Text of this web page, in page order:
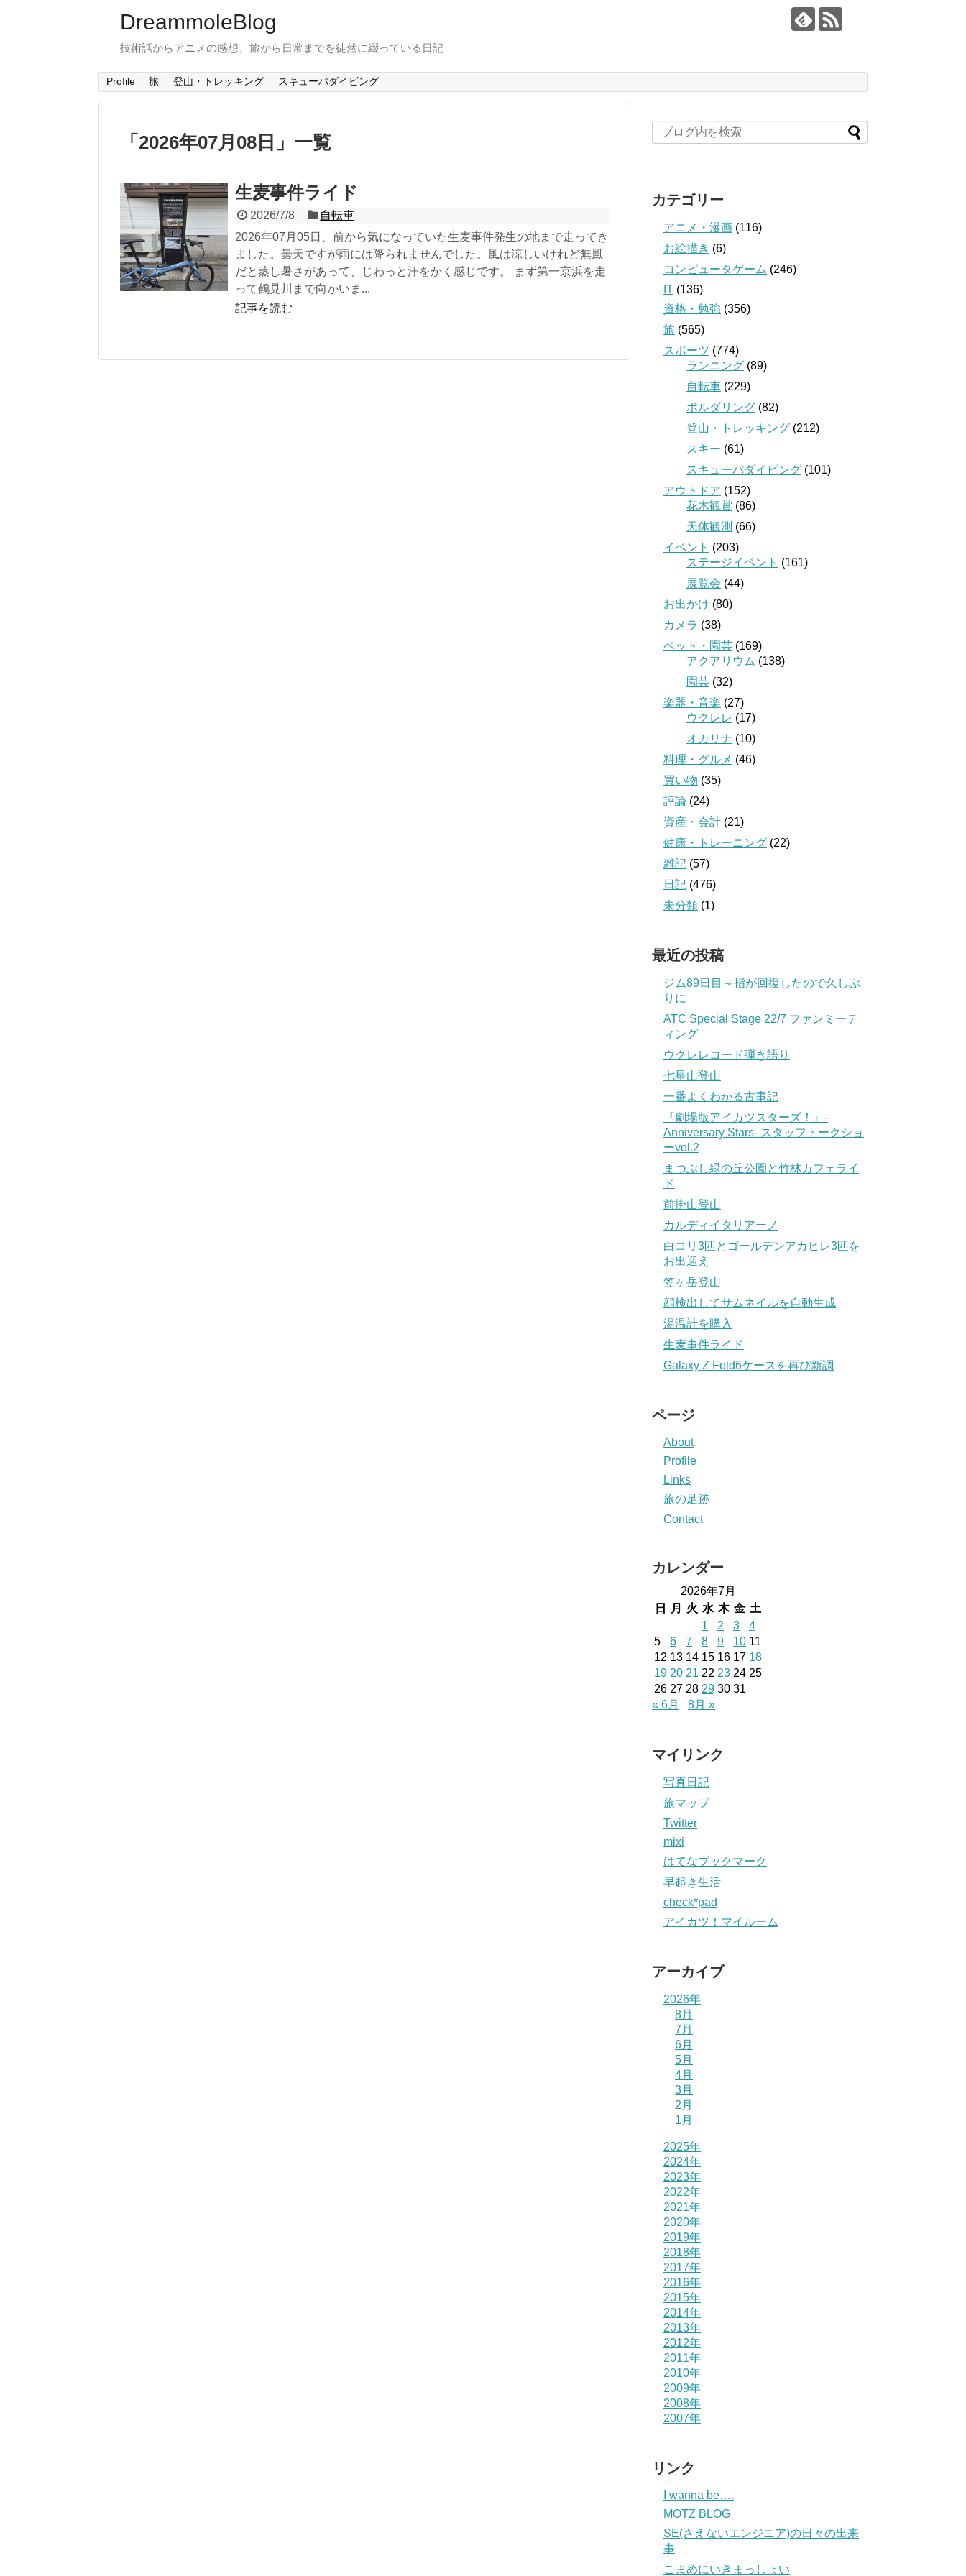
DreammoleBlog
技術話からアニメの感想、旅から日常までを徒然に綴っている日記
Profile 旅 登山・トレッキング スキューバダイビング
「 2026年07月08日 」 一覧
生麦事件ライド
2026/7/8
自転車
2026年07月05日、前から気になっていた生麦事件発生の地まで走ってき
ました。曇天ですが雨には降られませんでした。風は涼しいけれど無風
だと蒸し暑さがあって、じわっと汗をかく感じです。 まず第一京浜を走
って鶴見川まで向かいま...
記事を読む
カテゴリー
アニメ・漫画 (116)
お絵描き (6)
コンピュータゲーム (246)
IT (136)
資格・勉強 (356)
旅 (565)
スポーツ (774)
ランニング (89)
自転車 (229)
ボルダリング (82)
登山・トレッキング (212)
スキー (61)
スキューバダイビング (101)
アウトドア (152)
花木観賞 (86)
天体観測 (66)
イベント (203)
ステージイベント (161)
展覧会 (44)
お出かけ (80)
カメラ (38)
ペット・園芸 (169)
アクアリウム (138)
園芸 (32)
楽器・音楽 (27)
ウクレレ (17)
オカリナ (10)
料理・グルメ (46)
買い物 (35)
評論 (24)
資産・会計 (21)
健康・トレーニング (22)
雑記 (57)
日記 (476)
未分類 (1)
最近の投稿
ジム89日目～指が回復したので久しぶ
りに
ATC Special Stage 22/7 ファンミーテ
ィング
ウクレレコード弾き語り
七星山登山
一番よくわかる古事記
『劇場版アイカツスターズ！』-
Anniversary Stars- スタッフトークショ
ーvol.2
まつぶし緑の丘公園と竹林カフェライ
ド
前掛山登山
カルディイタリアーノ
白コリ3匹とゴールデンアカヒレ3匹を
お出迎え
笠ヶ岳登山
顔検出してサムネイルを自動生成
湯温計を購入
生麦事件ライド
Galaxy Z Fold6ケースを再び新調
ページ
About
Profile
Links
旅の足跡
Contact
カレンダー
2026年7月
日
月 火 水 木 金 土
1
2 3
4
5
6 7 8 9 10 11
12 13 14 15 16 17 18
19 20 21 22 23 24 25
26 27 28 29 30 31
« 6月
8月 »
マイリンク
写真日記
旅マップ
Twitter
mixi
はてなブックマーク
早起き生活
check*pad
アイカツ！マイルーム
アーカイブ
2026年
8月
7月
6月
5月
4月
3月
2月
1月
2025年
2024年
2023年
2022年
2021年
2020年
2019年
2018年
2017年
2016年
2015年
2014年
2013年
2012年
2011年
2010年
2009年
2008年
2007年
リンク
I wanna be….
MOTZ BLOG
SE(さえないエンジニア)の日々の出来
事
こまめにいきまっしょい